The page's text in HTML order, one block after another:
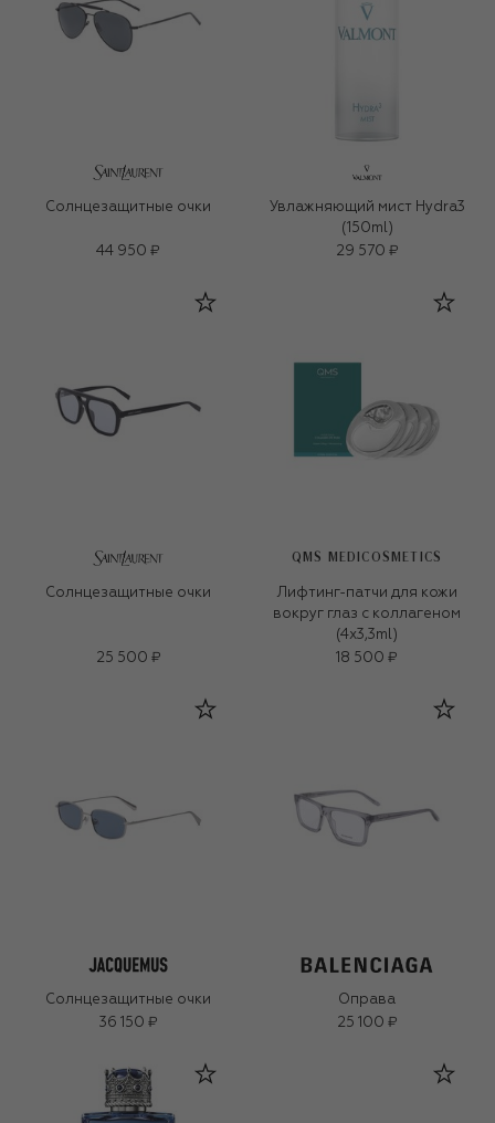
Солнцезащитные очки
44 950 ₽
Увлажняющий мист Hydra3
(150ml)
29 570 ₽
Солнцезащитные очки
25 500 ₽
QMS MEDICOSMETICS
Лифтинг-патчи для кожи
вокруг глаз с коллагеном
(4x3,3ml)
18 500 ₽
Солнцезащитные очки
36 150 ₽
Оправа
25 100 ₽